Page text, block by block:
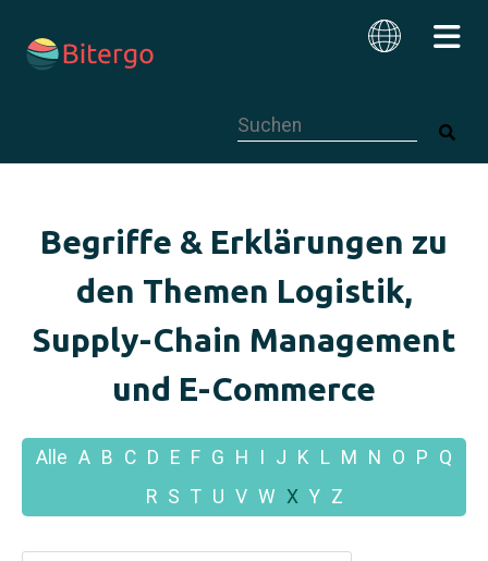
Begriffe & Erklärungen zu
den Themen Logistik,
Supply-Chain Management
und E-Commerce
Alle A B C D E F G H J K L M N O P Q
R S T U V W X Y Z